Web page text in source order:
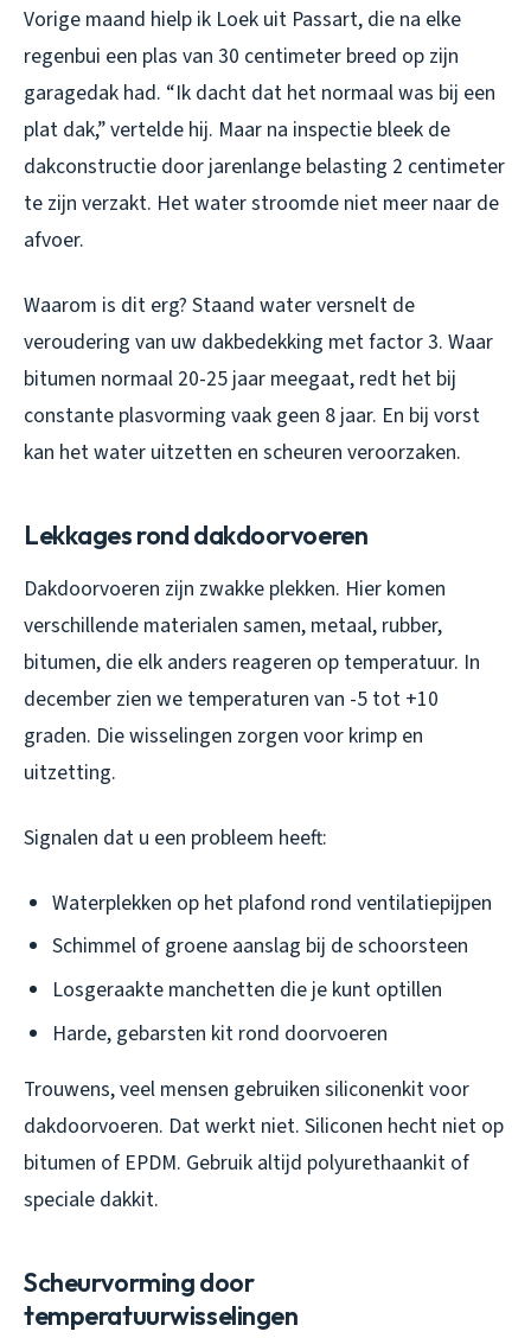
Vorige maand hielp ik Loek uit Passart, die na elke
regenbui een plas van 30 centimeter breed op zijn
garagedak had. “Ik dacht dat het normaal was bij een
plat dak,” vertelde hij. Maar na inspectie bleek de
dakconstructie door jarenlange belasting 2 centimeter
te zijn verzakt. Het water stroomde niet meer naar de
afvoer.
Waarom is dit erg? Staand water versnelt de
veroudering van uw dakbedekking met factor 3. Waar
bitumen normaal 20-25 jaar meegaat, redt het bij
constante plasvorming vaak geen 8 jaar. En bij vorst
kan het water uitzetten en scheuren veroorzaken.
Lekkages rond dakdoorvoeren
Dakdoorvoeren zijn zwakke plekken. Hier komen
verschillende materialen samen, metaal, rubber,
bitumen, die elk anders reageren op temperatuur. In
december zien we temperaturen van -5 tot +10
graden. Die wisselingen zorgen voor krimp en
uitzetting.
Signalen dat u een probleem heeft:
Waterplekken op het plafond rond ventilatiepijpen
Schimmel of groene aanslag bij de schoorsteen
Losgeraakte manchetten die je kunt optillen
Harde, gebarsten kit rond doorvoeren
Trouwens, veel mensen gebruiken siliconenkit voor
dakdoorvoeren. Dat werkt niet. Siliconen hecht niet op
bitumen of EPDM. Gebruik altijd polyurethaankit of
speciale dakkit.
Scheurvorming door
temperatuurwisselingen